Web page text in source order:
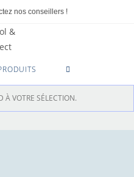
nos conseillers !
À VOTRE SÉLECTION.